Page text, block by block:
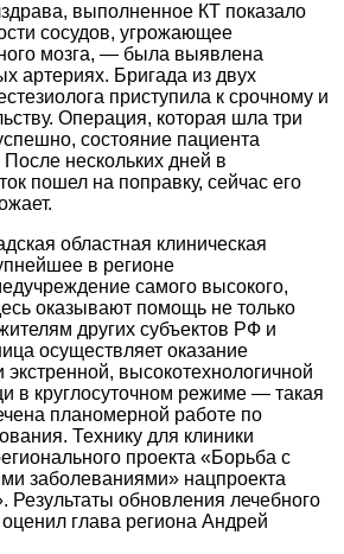
выполненное КТ показало
сосудов, угрожающее
мозга, — была выявлена
артериях. Бригада из двух
приступила к срочному и
Операция, которая шла три
состояние пациента
нескольких дней в
пошел на поправку, сейчас его
областная клиническая
в регионе
самого высокого,
оказывают помощь не только
других субъектов РФ и
осуществляет оказание
высокотехнологичной
в круглосуточном режиме — такая
планомерной работе по
Технику для клиники
проекта «Борьба с
заболеваниями» нацпроекта
Результаты обновления лечебного
глава региона Андрей